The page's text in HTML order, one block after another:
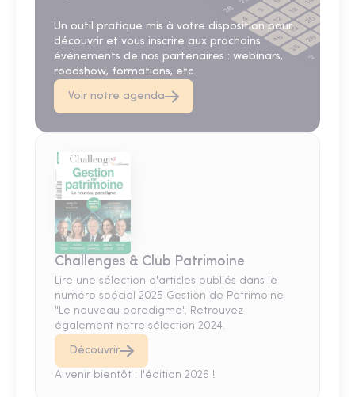
Un outil pratique mis à votre disposition pour
découvrir et vous inscrire aux prochains
événements de nos partenaires : webinars,
roadshow, formations, etc.
Voir notre agenda
Challenges & Club Patrimoine
Lire une sélection d'articles publiés dans le
numéro spécial 2025 Gestion de Patrimoine
"Le nouveau paradigme". Retrouvez
également notre sélection 2024.
Découvrir
A venir bientôt : l'édition 2026 !